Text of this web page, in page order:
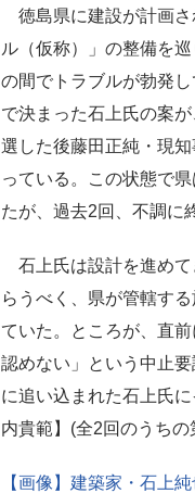
徳島県に建設が計画さ
ル（仮称）」の整備を
の間でトラブルが勃発
で決まった石上氏の案
選した後藤田正純・現
っている。この状態で
たが、過去2回、不調に
石上氏は設計を進めて
らうべく、県が管轄す
ていた。ところが、直
認めない」という中止
に追い込まれた石上氏
内貴範】(全2回のうちの
【画像】建築家・石上